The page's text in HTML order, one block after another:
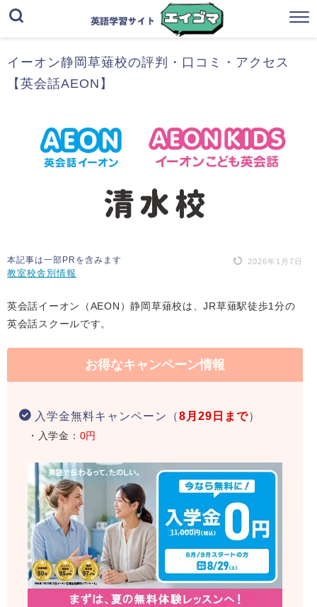
イーオン静岡草薙校の評判・口コミ・アクセス
【英会話AEON】
本記事は一部PRを含みます 2026年1月7日
教室校舎別情報
英会話イーオン（AEON）静岡草薙校は、JR草薙駅徒歩1分の
英会話スクールです。
お得なキャンペーン情報
入学金無料キャンペーン（8月29日まで）
・入学金： 0円